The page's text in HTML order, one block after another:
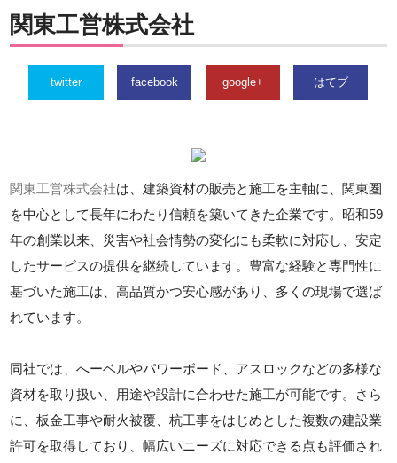
関東工営株式会社
twitter facebook google+ はてブ
関東工営株式会社は、建築資材の販売と施工を主軸に、関東圏
を中心として長年にわたり信頼を築いてきた企業です。昭和59
年の創業以来、災害や社会情勢の変化にも柔軟に対応し、安定
したサービスの提供を継続しています。豊富な経験と専門性に
基づいた施工は、高品質かつ安心感があり、多くの現場で選ば
れています。
同社では、へーベルやパワーボード、アスロックなどの多様な
資材を取り扱い、用途や設計に合わせた施工が可能です。さら
に、板金工事や耐火被覆、杭工事をはじめとした複数の建設業
許可を取得しており、幅広いニーズに対応できる点も評価され